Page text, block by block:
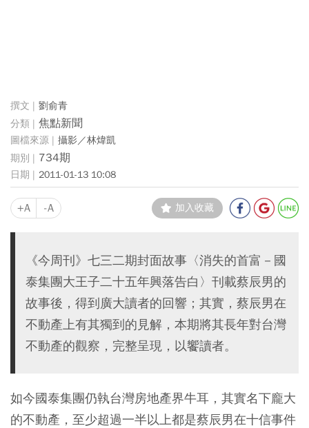
劉俞青
焦點新聞
攝影／林煒凱
734期
2011-01-13 10:08
+A -A 加入收藏
《今周刊》七三二期封面故事〈消失的首富－國
泰集團大王子二十五年興落告白〉刊載蔡辰男的
故事後，得到廣大讀者的回響；其實，蔡辰男在
不動產上有其獨到的見解，本期將其長年對台灣
不動產的觀察，完整呈現，以饗讀者。
如今國泰集團仍執台灣房地產界牛耳，其實名下龐大
的不動產，至少超過一半以上都是蔡辰男在十信事件